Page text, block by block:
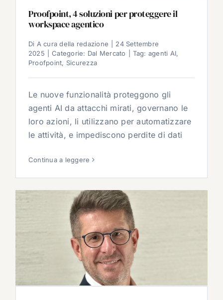
Proofpoint, 4 soluzioni per proteggere il
workspace agentico
Di A cura della redazione
24 Settembre
2025
Categorie: Dal Mercato Tag: agenti AI,
Proofpoint, Sicurezza
Le nuove funzionalità proteggono gli
agenti AI da attacchi mirati, governano le
loro azioni, li utilizzano per automatizzare
le attività, e impediscono perdite di dati
Continua a leggere